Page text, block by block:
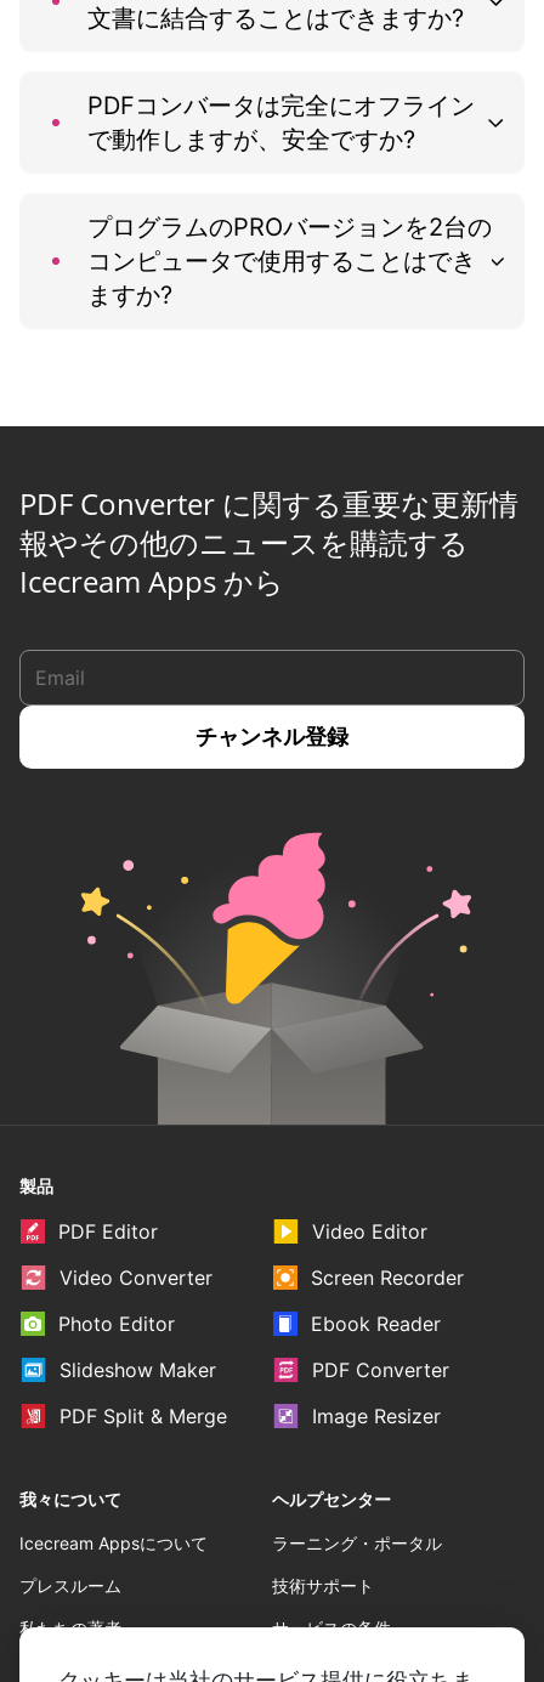
文書に結合することはできますか?
PDFコンバータは完全にオフライン
で動作しますが、安全ですか?
プログラムのPROバージョンを2台の
コンピュータで使用することはでき
ますか?
PDF Converter に関する重要な更新情
報やその他のニュースを購読する
Icecream Apps から
製品
PDF Editor
Video Editor
Video Converter
Screen Recorder
Photo Editor
Ebook Reader
Slideshow Maker
PDF Converter
PDF Split & Merge
Image Resizer
我々について
Icecream Appsについて
プレスルーム
私たちの著者
ヘルプセンター
ラーニング・ポータル
技術サポート
サービスの条件。
代金返却方針